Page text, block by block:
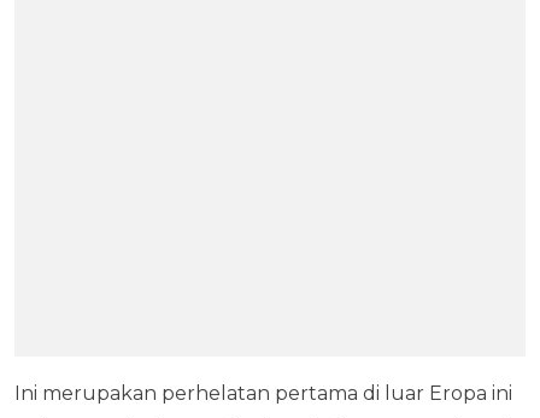
Ini merupakan perhelatan pertama di luar Eropa ini